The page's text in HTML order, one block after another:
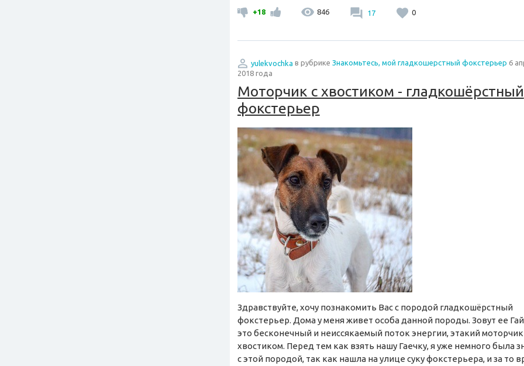
+18 846 17 0
yulekvochka в рубрике Знакомьтесь, мой гладкошерстный фокстерьер 6
2018 года
Моторчик с хвостиком - гладкошёрстный
фокстерьер
Здравствуйте, хочу познакомить Вас с породой гладкошёрстный
фокстерьер. Дома у меня живет особа данной породы. Зовут ее
это бесконечный и неиссякаемый поток энергии, этакий моторчик
хвостиком. Перед тем как взять нашу Гаечку, я уже немного была
с этой породой, так как нашла на улице суку фокстерьера, и за то